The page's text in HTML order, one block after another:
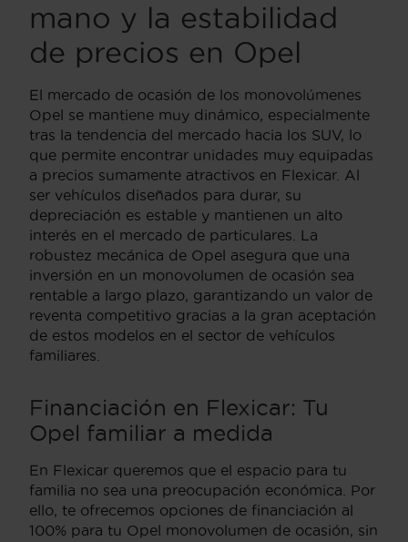
mano y la estabilidad
de precios en Opel
El mercado de ocasión de los monovolúmenes
Opel se mantiene muy dinámico, especialmente
tras la tendencia del mercado hacia los SUV, lo
que permite encontrar unidades muy equipadas
a precios sumamente atractivos en Flexicar. Al
ser vehículos diseñados para durar, su
depreciación es estable y mantienen un alto
interés en el mercado de particulares. La
robustez mecánica de Opel asegura que una
inversión en un monovolumen de ocasión sea
rentable a largo plazo, garantizando un valor de
reventa competitivo gracias a la gran aceptación
de estos modelos en el sector de vehículos
familiares.
Financiación en Flexicar: Tu
Opel familiar a medida
En Flexicar queremos que el espacio para tu
familia no sea una preocupación económica. Por
ello, te ofrecemos opciones de financiación al
100% para tu Opel monovolumen de ocasión, sin